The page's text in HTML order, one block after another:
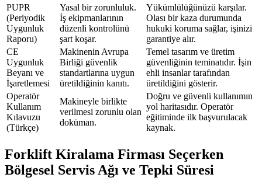
PUPR
(Periyodik
Uygunluk
Raporu)
Yasal bir zorunluluk.
İş ekipmanlarının
düzenli kontrolünü
şart koşar.
Yükümlülüğünüzü karşılar.
Olası bir kaza durumunda
hukuki koruma sağlar, işinizi
garantiye alır.
CE
Uygunluk
Beyanı ve
İşaretlemesi
Makinenin Avrupa
Birliği güvenlik
standartlarına uygun
üretildiğinin kanıtı.
Temel tasarım ve üretim
güvenliğinin teminatıdır. İşin
ehli insanlar tarafından
üretildiğini gösterir.
Operatör
Kullanım
Kılavuzu
(Türkçe)
Makineyle birlikte
verilmesi zorunlu olan
doküman.
Doğru ve güvenli kullanımın
yol haritasıdır. Operatör
eğitiminde ilk başvurulacak
kaynak.
Forklift Kiralama Firması Seçerken
Bölgesel Servis Ağı ve Tepki Süresi